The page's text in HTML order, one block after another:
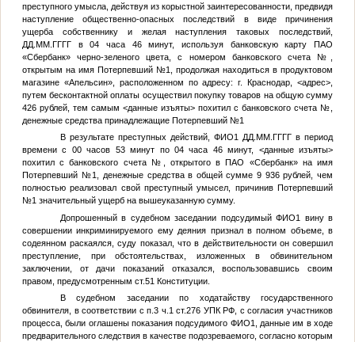
преступного умысла, действуя из корыстной заинтересованности, предвидя
наступление общественно-опасных последствий в виде причинения
ущерба собственнику и желая наступления таковых последствий,
ДД.ММ.ГГГГв 04 часа 46 минут, используя банковскую карту ПАО
«Сбербанк» черно-зеленого цвета, с номером банковского счета №
открытым на имя Потерпевший №1
, продолжая находиться в продуктовом
магазине «Апельсин», расположенном по адресу: г. Краснодар,<адрес>
путем бесконтактной оплаты осуществил покупку товаров на общую сумму
426 рублей, тем самым <данные изъяты> похитил с банковского счета №
денежные средства принадлежащие Потерпевший №1
В результате преступных действий,ФИО1 ДД.ММ.ГГГГ в период
времени с 00 часов 53 минут по 04 часа 46 минут, <данные изъяты>
похитил с банковского счета №
, открытого в ПАО «Сбербанк» на имя
Потерпевший №1
, денежные средства в общей сумме 9 936 рублей, чем
полностью реализовал свой преступный умысел, причинив Потерпевший
№1 значительный ущерб на вышеуказанную сумму.
Допрошенный в судебном заседании подсудимыйФИО1
вину в
совершении инкриминируемого ему деяния признал в полном объеме, в
содеянном раскаялся, суду показал, что в действительности он совершил
преступление, при обстоятельствах, изложенных в обвинительном
заключении, от дачи показаний отказался, воспользовавшись своим
правом, предусмотренным ст.51 Конституции.
В судебном заседании по ходатайству государственного
обвинителя, в соответствии с п.3 ч.1 ст.276 УПК РФ, с согласия участников
процесса, были оглашены показания подсудимого ФИО1, данные им в ходе
предварительного следствия в качестве подозреваемого, согласно которым